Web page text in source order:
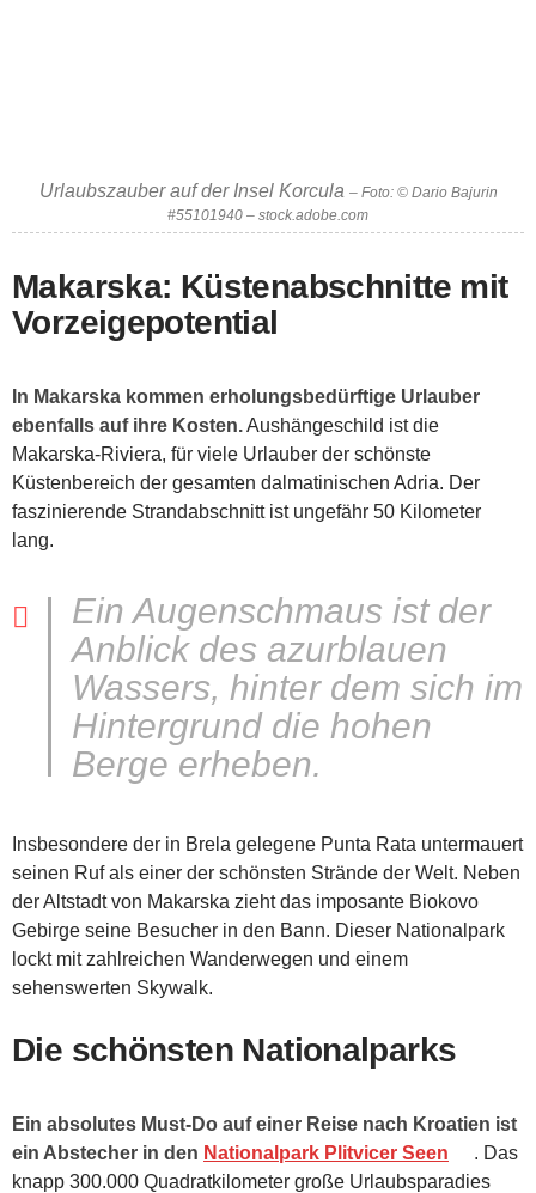
Urlaubszauber auf der Insel Korcula – Foto: © Dario Bajurin
#55101940 – stock.adobe.com
Makarska: Küstenabschnitte mit
Vorzeigepotential
In Makarska kommen erholungsbedürftige Urlauber
ebenfalls auf ihre Kosten.Aushängeschild ist die
Makarska-Riviera, für viele Urlauber der schönste
Küstenbereich der gesamten dalmatinischen Adria. Der
faszinierende Strandabschnitt ist ungefähr 50 Kilometer
lang.
Ein Augenschmaus ist der
Anblick des azurblauen
Wassers, hinter dem sich im
Hintergrund die hohen
Berge erheben.
Insbesondere der in Brela gelegene Punta Rata untermauert
seinen Ruf als einer der schönsten Strände der Welt. Neben
der Altstadt von Makarska zieht das imposante Biokovo
Gebirge seine Besucher in den Bann. Dieser Nationalpark
lockt mit zahlreichen Wanderwegen und einem
sehenswerten Skywalk.
Die schönsten Nationalparks
Ein absolutes Must-Do auf einer Reise nach Kroatien ist
ein Abstecher in den Nationalpark Plitvicer Seen
. Das
knapp 300.000 Quadratkilometer große Urlaubsparadies